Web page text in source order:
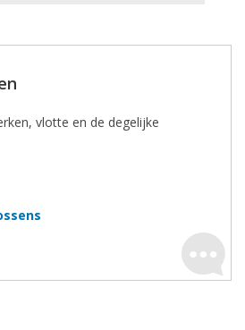
vlotte en de degelijke